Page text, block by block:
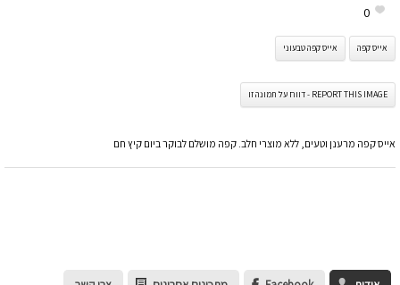
0
אייס קפה אייס קפה טבעוני
REPORT THIS IMAGE - דווח על תמונה זו
אייס קפה מרענן וטעים, ללא מוצרי חלב. קפה מושלם לבוקר ביום קיץ חם